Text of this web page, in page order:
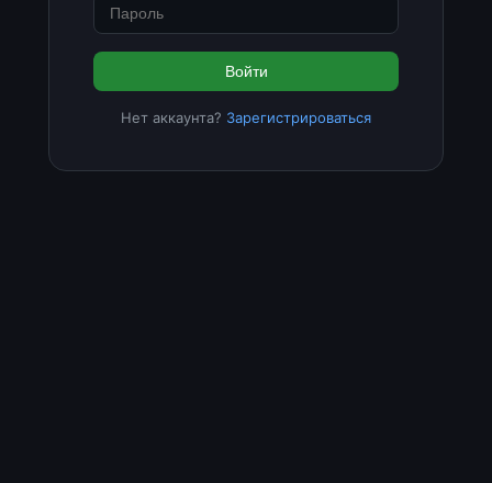
Войти
Нет аккаунта? Зарегистрироваться